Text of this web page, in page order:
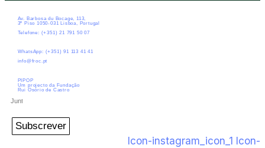
Av. Barbosa du Bocage, 113,
3º Piso 1050-031 Lisboa, Portugal
Telefone: (+351) 21 791 50 07
WhatsApp: (+351) 91 113 41 41
info@froc.pt
PIPOP
Um projecto da Fundação
Rui Osório de Castro
Subscrever
Icon-instagram_icon_1
Icon-